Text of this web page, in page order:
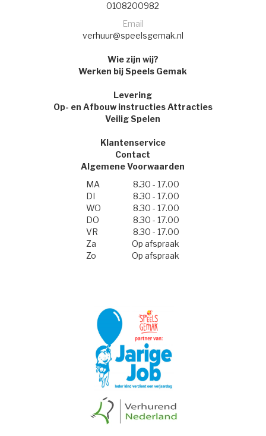
0108200982
Email
verhuur@speelsgemak.nl
Wie zijn wij?
Werken bij Speels Gemak
Levering
Op- en Afbouw instructies Attracties
Veilig Spelen
Klantenservice
Contact
Algemene Voorwaarden
MA
8.30 - 17.00
DI
8.30 - 17.00
WO
8.30 - 17.00
DO
8.30 - 17.00
VR
8.30 - 17.00
Za
Op afspraak
Zo
Op afspraak